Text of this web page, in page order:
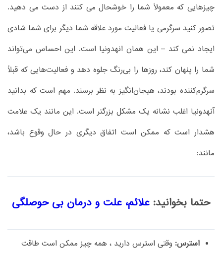
چیزهایی که معمولاً شما را خوشحال می کنند از دست می دهید.
تصور کنید سرگرمی یا فعالیت مورد علاقه شما دیگر برای شما شادی
ایجاد نمی کند – این همان انهدونیا است. این احساس می‌تواند
شما را پنهان کند، روزها را بی‌رنگ جلوه دهد و فعالیت‌هایی که قبلاً
سرگرم‌کننده بودند، هیجان‌انگیز به نظر برسند. مهم است که بدانید
آنهدونیا اغلب نشانه یک مشکل بزرگتر است. این مانند یک علامت
هشدار است که ممکن است اتفاق دیگری در حال وقوع باشد،
مانند:
حتما بخوانید: علائم، علت و درمان بی حوصلگی
استرس: وقتی استرس دارید ، همه چیز ممکن است طاقت